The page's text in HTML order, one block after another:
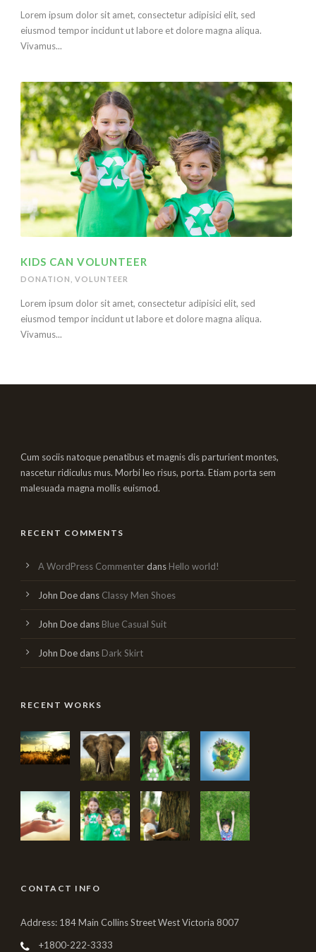
Lorem ipsum dolor sit amet, consectetur adipisici elit, sed
eiusmod tempor incidunt ut labore et dolore magna aliqua.
Vivamus...
KIDS CAN VOLUNTEER
DONATION VOLUNTEER
Lorem ipsum dolor sit amet, consectetur adipisici elit, sed
eiusmod tempor incidunt ut labore et dolore magna aliqua.
Vivamus...
Cum sociis natoque penatibus et magnis dis parturient montes,
nascetur ridiculus mus. Morbi leo risus, porta. Etiam porta sem
malesuada magna mollis euismod.
RECENT COMMENTS
A WordPress Commenterdans Hello world!
John Doedans Classy Men Shoes
John Doedans Blue Casual Suit
John Doedans Dark Skirt
RECENT WORKS
CONTACT INFO
Address: 184 Main Collins Street West Victoria 8007
+1800-222-3333